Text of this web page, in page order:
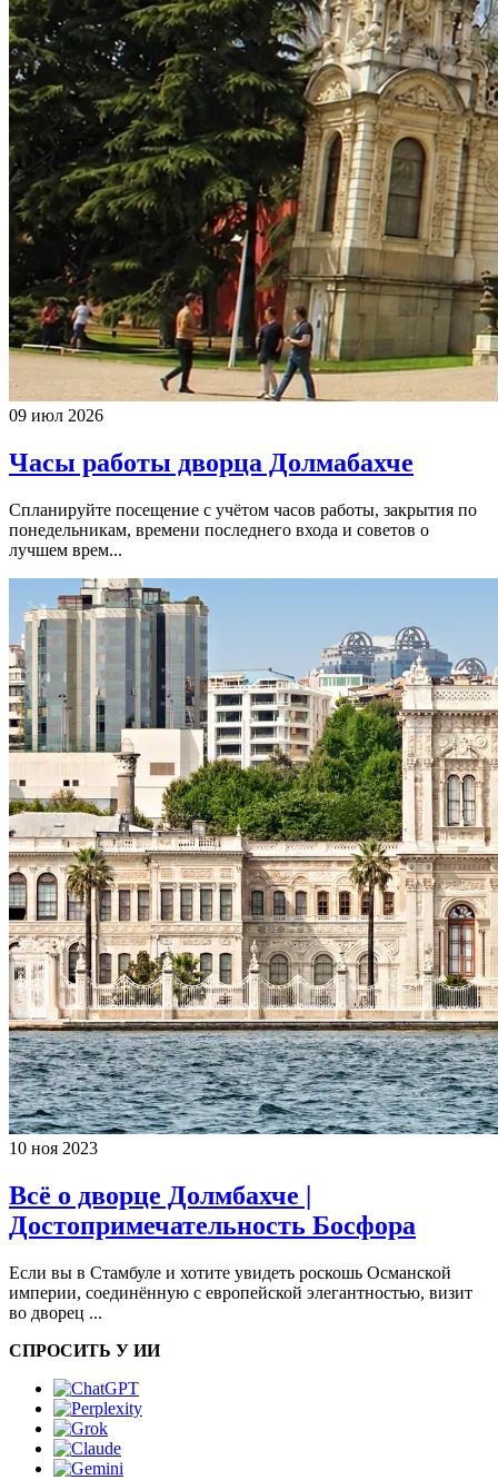
09 июл 2026
Часы работы дворца Долмабахче
Спланируйте посещение с учётом часов работы, закрытия по
понедельникам, времени последнего входа и советов о
лучшем врем...
10 ноя 2023
Всё о дворце Долмбахче |
Достопримечательность Босфора
Если вы в Стамбуле и хотите увидеть роскошь Османской
империи, соединённую с европейской элегантностью, визит
во дворец ...
СПРОСИТЬ У ИИ